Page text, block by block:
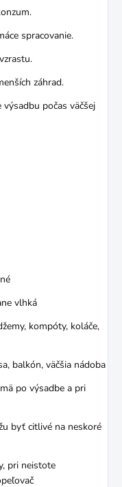
spracovanie.
záhrad.
počas väčšej
vlhká
kompóty, koláče,
balkón, väčšia nádoba
po výsadbe a pri
byť citlivé na neskoré
pri neistote